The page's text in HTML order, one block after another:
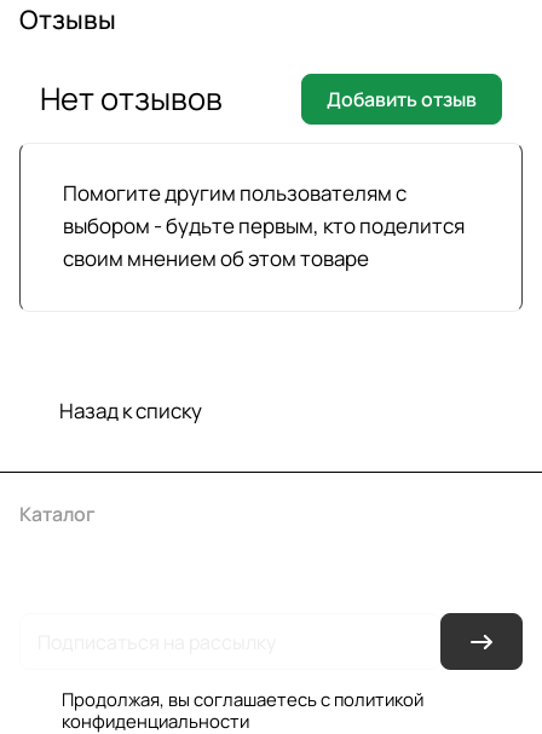
Отзывы
Помогите другим пользователям с
выбором - будьте первым, кто поделится
своим мнением об этом товаре
Нет отзывов Добавить отзыв
Назад к списку
Каталог
Продолжая, вы соглашаетесь с политикой
конфиденциальности